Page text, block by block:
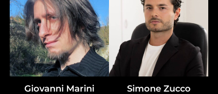
Giovanni Marini Simone Zucco